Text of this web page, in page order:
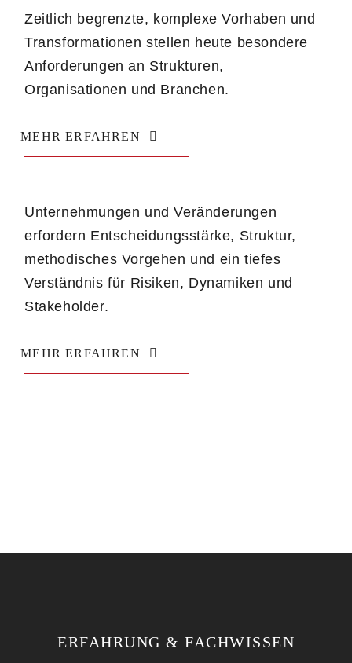
Zeitlich begrenzte, komplexe Vorhaben und
Transformationen stellen heute besondere
Anforderungen an Strukturen,
Organisationen und Branchen.
MEHR ERFAHREN
Unternehmungen und Veränderungen
erfordern Entscheidungsstärke, Struktur,
methodisches Vorgehen und ein tiefes
Verständnis für Risiken, Dynamiken und
Stakeholder.
MEHR ERFAHREN
ERFAHRUNG & FACHWISSEN